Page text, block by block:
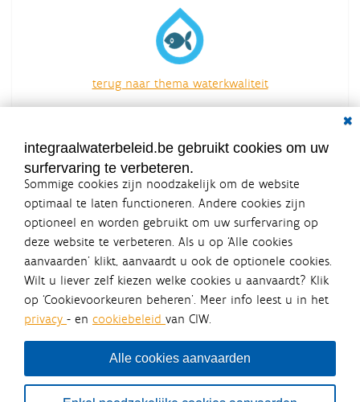
terug naar thema waterkwaliteit
overzicht van alle acties
integraalwaterbeleid.be gebruikt cookies om uw
surfervaring te verbeteren.
Sommige cookies zijn noodzakelijk om de website
optimaal te laten functioneren. Andere cookies zijn
optioneel en worden gebruikt om uw surfervaring op
deze website te verbeteren. Als u op ‘Alle cookies
aanvaarden’ klikt, aanvaardt u ook de optionele cookies.
Wilt u liever zelf kiezen welke cookies u aanvaardt? Klik
op ‘Cookievoorkeuren beheren’. Meer info leest u in het
privacy - en cookiebeleid van CIW.
Alle cookies aanvaarden
Integraalwaterbeleid.be is een
officiële website van de Vlaamse
overheid
uitgegeven door Coördinatiecommissie Integraal
Waterbeleid
De Coördinatiecommissie Integraal Waterbeleid (CIW) is een
bestuursniveaus die bij het waterbeleid betrokken zijn. Ook
waterbedrijven nemen deel aan het overleg. Deze
samenwerking zorgt voor een gecoördineerde en
geïntegreerde aanpak van het waterbeleid en waterbeheer